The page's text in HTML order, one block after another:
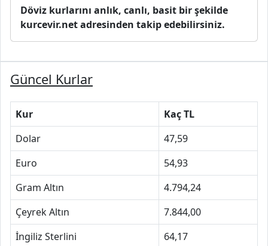
Döviz kurlarını anlık, canlı, basit bir şekilde
kurcevir.net adresinden takip edebilirsiniz.
Güncel Kurlar
Kur
Kaç TL
Dolar
47,59
Euro
54,93
Gram Altın
4.794,24
Çeyrek Altın
7.844,00
İngiliz Sterlini
64,17